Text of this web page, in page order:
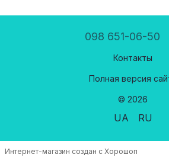
098 651-06-50
Контакты
Полная версия
© 2026
UA RU
Интернет-магазин создан с Хорошоп